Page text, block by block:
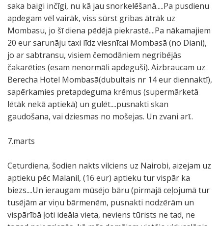
saka baigi inčīgi, nu kā jau snorkelēšanā.....Pa pusdienu
apdegam vēl vairāk, viss sūrst gribas ātrāk uz
Mombasu, jo šī diena pēdējā piekrastē....Pa nākamajiem
20 eur sarunāju taxi līdz viesnīcai Mombasā (no Diani),
jo ar sabtransu, visiem čemodāniem negribējās
čakarēties (esam nenormāli apdeguši). Aizbraucam uz
Berecha Hotel Mombasā(dubultais nr 14 eur diennaktī),
sapērkamies pretapdeguma krēmus (supermārketā
lētāk nekā aptiekā) un gulēt....pusnakti skan
gaudošana, vai dziesmas no mošejas. Un zvani arī..
7.marts
Ceturdiena, šodien nakts vilciens uz Nairobi, aizejam uz
aptieku pēc Malanil, (16 eur) aptieku tur vispār ka
biezs....Un ieraugam mūsējo bāru (pirmajā ceļojumā tur
tusējām ar viņu bārmenēm, pusnakti nodzērām un
vispārībā ļoti ideāla vieta, neviens tūrists ne tad, ne